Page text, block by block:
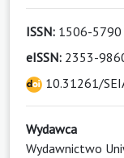
ISSN: 1506-5790
eISSN: 2353-
10.31261/
Wydawca
Wydawnictwo